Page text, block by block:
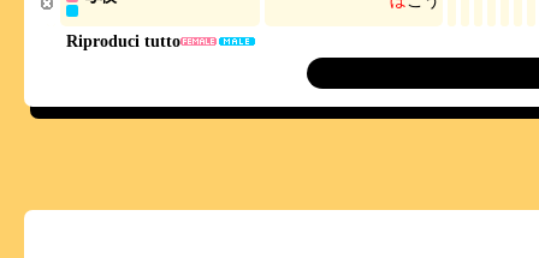
Riproduci tutto